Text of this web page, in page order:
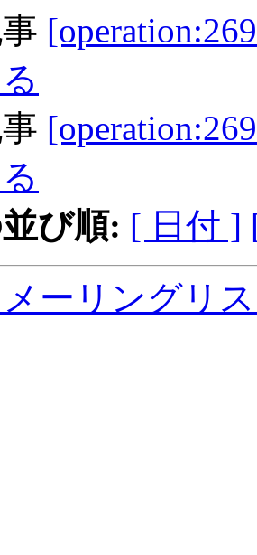
び順: [ 日付 ]
メーリングリ